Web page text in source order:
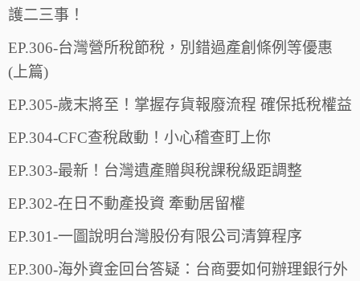
護二三事！
EP.306-台灣營所稅節稅，別錯過產創條例等優惠
(上篇)
EP.305-歲末將至！掌握存貨報廢流程 確保抵稅權益
EP.304-CFC查稅啟動！小心稽查盯上你
EP.303-最新！台灣遺產贈與稅課稅級距調整
EP.302-在日不動產投資 牽動居留權
EP.301-一圖說明台灣股份有限公司清算程序
EP.300-海外資金回台答疑：台商要如何辦理銀行外